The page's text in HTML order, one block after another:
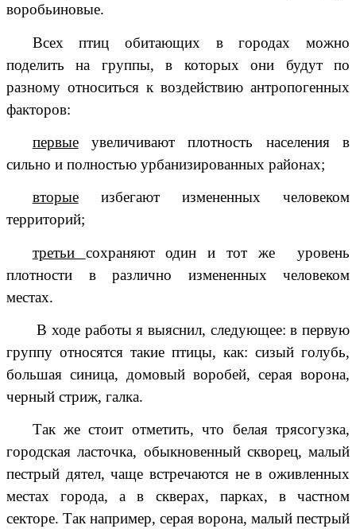
воробьиновые.
Всех птиц обитающих в городах можно
поделить на группы, в которых они будут по
разному относиться к воздействию антропогенных
факторов:
первыеувеличивают плотность населения в
сильно и полностью урбанизированных районах;
вторыеизбегают измененных человеком
территорий;
третьи сохраняют один и тот же уровень
плотности в различно измененных человеком
местах.
В ходе работы я выяснил, следующее: в первую
группу относятся такие птицы, как: сизый голубь,
большая синица, домовый воробей, серая ворона,
черный стриж, галка.
Так же стоит отметить, что белая трясогузка,
городская ласточка, обыкновенный скворец, малый
пестрый дятел, чаще встречаются не в оживленных
местах города, а в скверах, парках, в частном
секторе. Так например, серая ворона, малый пестрый